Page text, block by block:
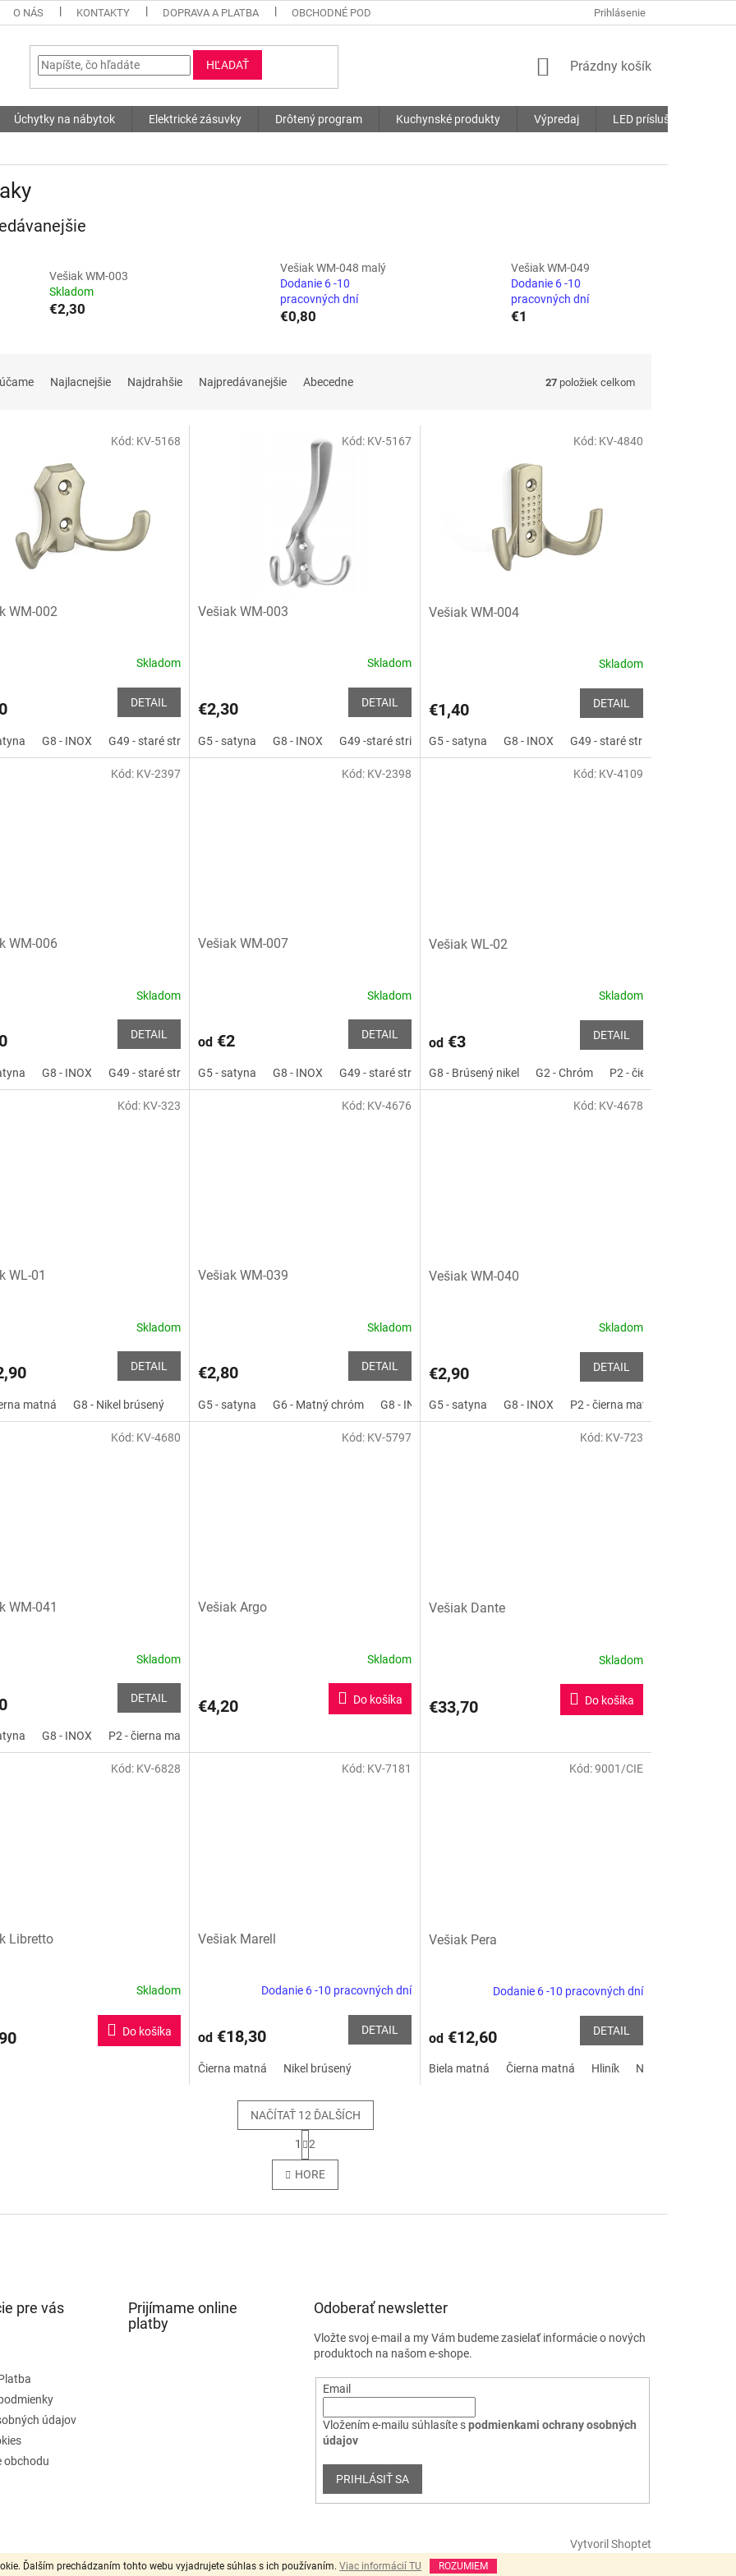
Ďalším prechádzaním tohto webu vyjadrujete súhlas s ich používaním.Viac informácií TU ROZUMIEM
O NÁS KONTAKTY DOPRAVA A PLATBA OBCHODNÉ PODMIENKY SÚBORY COOKIES
Prihlásenie
HĽADAŤ
NÁKUPNÝ
Prázdny košík
Úchytky na nábytok Elektrické zásuvky Drôtený program Kuchynské produkty Výpredaj LED príslušenstvo
Vešiak WM-003
Skladom
€2,30
Vešiak WM-048 malý
Dodanie 6 -10
pracovných dní
€0,80
Vešiak WM-049
Dodanie 6 -10
pracovných dní
€1
Najlacnejšie Najdrahšie Najpredávanejšie Abecedne 27 položiek celkom
WM-002
Skladom
DETAIL
G8 - INOX G49 - staré striebro P2 - čierna matná G3 - zlatá lesklá G6 - Chróm matný G2 - Chróm G4 - Staré zlato
Kód: KV-5168
Vešiak WM-003
je
z
5
Skladom
€2,30 DETAIL
G5 - satyna G8 - INOX G49 -staré striebro P2 - čierna matná G3 - zlatá lesklá
Kód: KV-5167
Vešiak WM-004
Skladom
€1,40 DETAIL
G5 - satyna G8 - INOX G49 - staré striebro
Kód: KV-4840
WM-006
Skladom
DETAIL
G8 - INOX G49 - staré striebro P2 - čierna matná G6 - Chróm matný G2 - Chróm G4 - Staré zlato AB - patyna
Kód: KV-2397
Vešiak WM-007
je
z
5
Skladom
od€2 DETAIL
G5 - satyna G8 - INOX G49 - staré striebro P2 - čierna matná G6 - Chróm matný
Kód: KV-2398
Vešiak WL-02
je
z
5
Skladom
od€3 DETAIL
G8 - Brúsený nikel G2 - Chróm P2 - čierna mat
Kód: KV-4109
WL-01
Skladom
DETAIL
matná G8 - Nikel brúsený G2 - Chróm
Kód: KV-323
Vešiak WM-039
Skladom
€2,80 DETAIL
G5 - satyna G6 - Matný chróm G8 - INOX P2 - čierna matná G37 - zlatá matná
Kód: KV-4676
Vešiak WM-040
Skladom
€2,90 DETAIL
G5 - satyna G8 - INOX P2 - čierna matná
Kód: KV-4678
WM-041
Skladom
DETAIL
G8 - INOX P2 - čierna matná
Kód: KV-4680
Vešiak Argo
Skladom
€4,20 Do košíka
Kód: KV-5797
Vešiak Dante
Skladom
€33,70 Do košíka
Kód: KV-723
Libretto
Skladom
Do košíka
Kód: KV-6828
Vešiak Marell
Dodanie 6 -10 pracovných dní
od€18,30 DETAIL
Čierna matná Nikel brúsený
Kód: KV-7181
Vešiak Pera
Dodanie 6 -10 pracovných dní
od€12,60 DETAIL
Biela matná Čierna matná Hliník Nikel brúsený
Kód:9001/CIE
O
v
l
d
NAČÍTAŤ 12 ĎALŠÍCH
S
t
r
á
n
o
1 2
HORE
pre vás
údajov
obchodu
Prijímame online
platby
Odoberať newsletter
Vložte svoj e-mail a my Vám budeme zasielať informácie o nových
produktoch na našom e-shope.
Email
Vložením e-mailu súhlasíte spodmienkami ochrany osobných
údajov
PRIHLÁSIŤ SA
Vytvoril Shoptet